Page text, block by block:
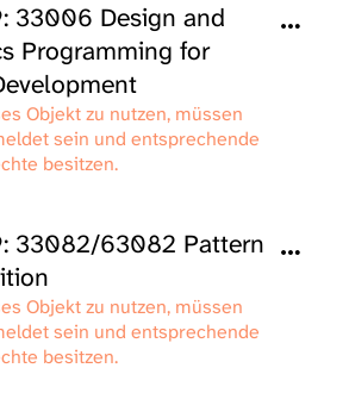
33006 Design and
Programming for
Objekt zu nutzen, müssen
sein und entsprechende
besitzen.
33082/63082 Pattern
Objekt zu nutzen, müssen
sein und entsprechende
besitzen.